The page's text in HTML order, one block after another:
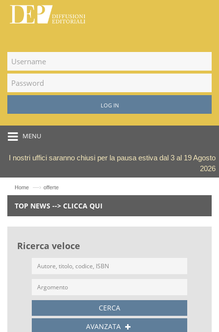
LOG IN
MENU
I nostri uffici saranno chiusi per la pausa estiva dal 3 al 19 Agosto
2026
Home —› offerte
TOP NEWS --> CLICCA QUI
Ricerca veloce
CERCA
AVANZATA